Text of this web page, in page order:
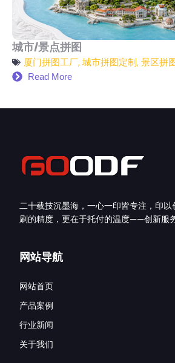
城市/景点拼图
厦门拼图工厂, 城市拼图定制, 景区拼
Read More
二十载技沉墨海，一心一印皆专注，印
刷的精度，更在于托付的温度——创新服
网站导航
网站首页
产品案例
行业新闻
关于我们